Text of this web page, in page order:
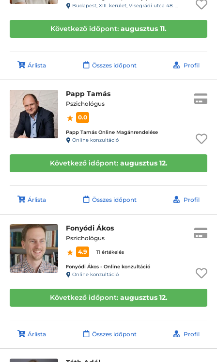
Budapest, XIII. kerület, Visegrádi utca 48. 4. emelet 5., 143-as kapucsengő
Következő időpont: augusztus 11.
Árlista Összes időpont Profil
Papp Tamás
Pszichológus
0.0
Papp Tamás Online Magánrendelése
Online konzultáció
Következő időpont: augusztus 12.
Árlista Összes időpont Profil
Fonyódi Ákos
Pszichológus
4.9
11 értékelés
Fonyódi Ákos - Online konzultáció
Online konzultáció
Következő időpont: augusztus 12.
Árlista Összes időpont Profil